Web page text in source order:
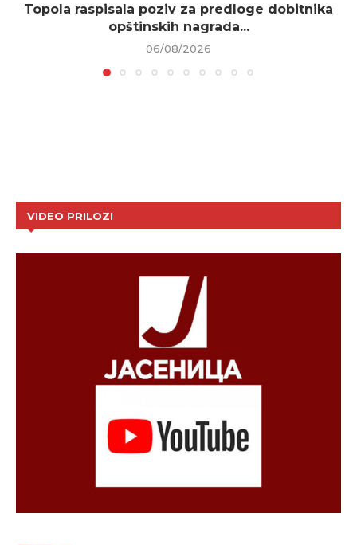
Topola raspisala poziv za predloge dobitnika
opštinskih nagrada...
06/08/2026
VIDEO PRILOZI